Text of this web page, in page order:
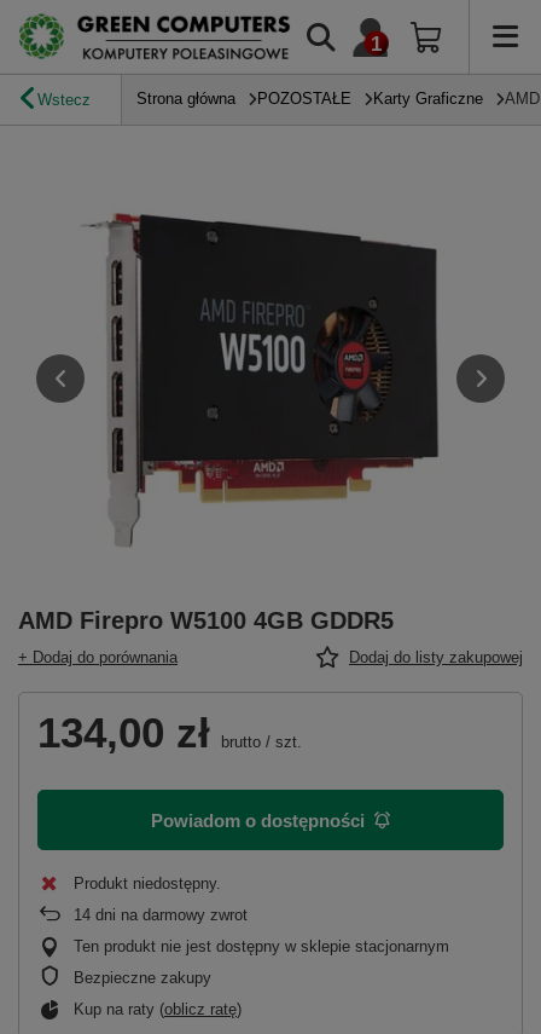
Wstecz Strona główna POZOSTAŁE Karty Graficzne
AMD Firepro W5100 4GB GDDR5
+ Dodaj do porównania Dodaj do listy zakupowej
134,00 zł brutto / szt.
Powiadom o dostępności
Produkt niedostępny
14 dni na darmowy zwrot
Ten produkt nie jest dostępny w sklepie stacjonarnym
Bezpieczne zakupy
Kup na raty (oblicz ratę)